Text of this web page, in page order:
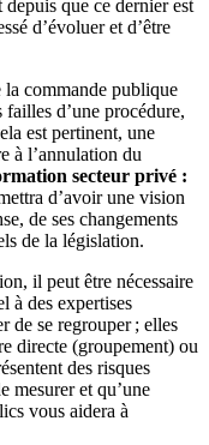
que ce dernier est
d’évoluer et d’être
commande publique
d’une procédure,
est pertinent, une
à l’annulation du
secteur privé :
d’avoir une vision
de ses changements
de la législation.
il peut être nécessaire
à des expertises
de se regrouper ; elles
directe (groupement) ou
des risques
mesurer et qu’une
vous aidera à